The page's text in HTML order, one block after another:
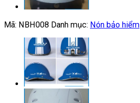
Mã: NBH008 Danh mục: Nón bảo hiểm